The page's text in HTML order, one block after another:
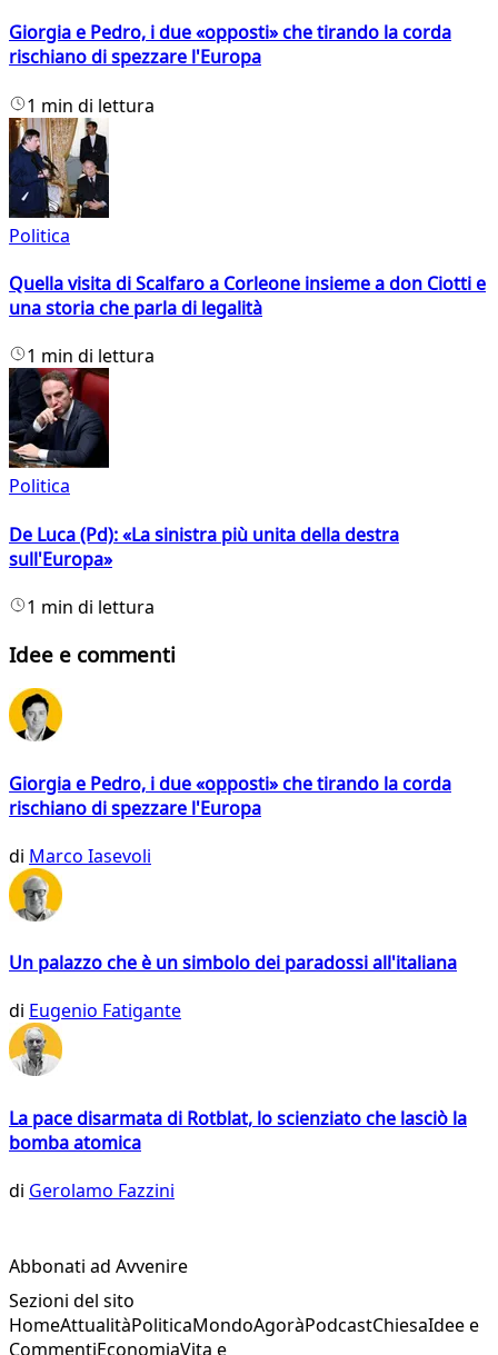
Giorgia e Pedro, i due «opposti» che tirando la corda
rischiano di spezzare l'Europa
1 min di lettura
Politica
Quella visita di Scalfaro a Corleone insieme a don Ciotti e
una storia che parla di legalità
1 min di lettura
Politica
De Luca (Pd): «La sinistra più unita della destra
sull'Europa»
1 min di lettura
Idee e commenti
Giorgia e Pedro, i due «opposti» che tirando la corda
rischiano di spezzare l'Europa
di Marco Iasevoli
Un palazzo che è un simbolo dei paradossi all'italiana
di Eugenio Fatigante
La pace disarmata di Rotblat, lo scienziato che lasciò la
bomba atomica
di Gerolamo Fazzini
Abbonati ad Avvenire
Sezioni del sito
HomeAttualitàPoliticaMondoAgoràPodcastChiesaIdee e
CommentiEconomiaVita e